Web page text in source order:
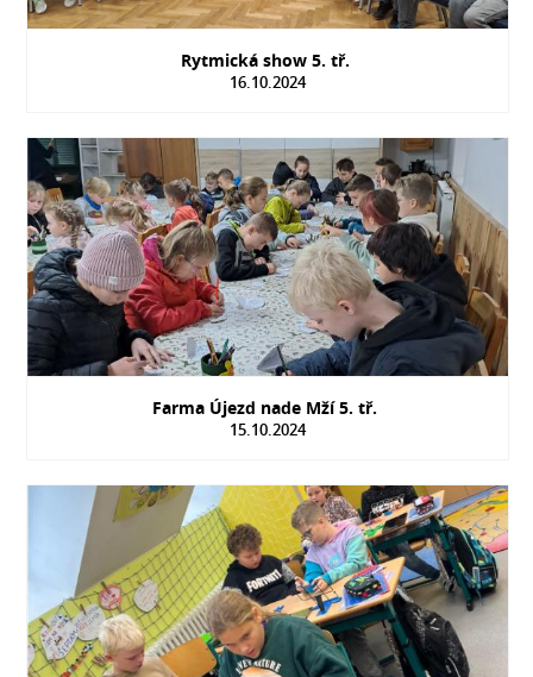
Rytmická show 5. tř.
16.10.2024
Farma Újezd nade Mží 5. tř.
15.10.2024